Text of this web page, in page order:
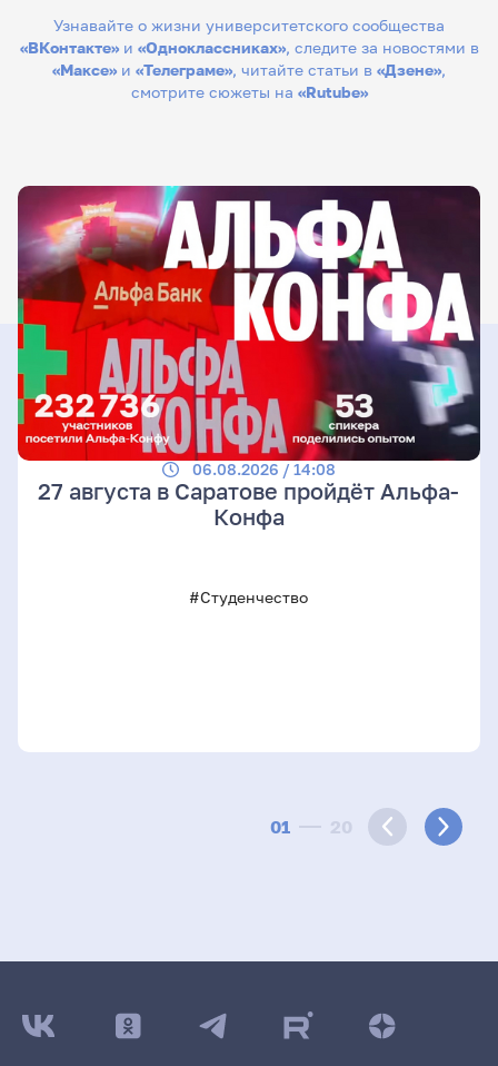
Узнавайте о жизни университетского сообщества
«ВКонтакте»и «Одноклассниках», следите за новостями в
«Максе» и «Телеграме», читайте статьи в «Дзене»,
смотрите сюжеты на «Rutube»
01 20
06.08.2026 / 14:08
27 августа в Саратове пройдёт Альфа-
Конфа
#Студенчество